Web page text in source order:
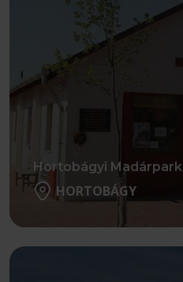
Hortobágyi Madárpark
HORTOBÁGY